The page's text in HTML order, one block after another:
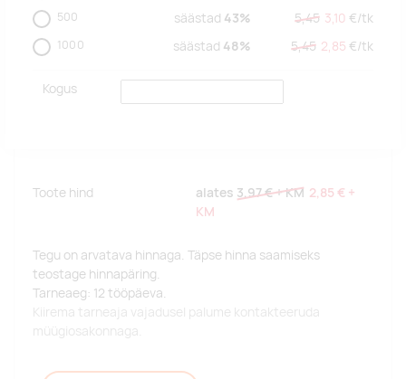
500 säästad 43% 5,45 3,10 €/tk
1000 säästad 48% 5,45 2,85 €/tk
Kogus
Toote hind alates 3,97 €+ KM 2,85 € +
KM
Tegu on arvatava hinnaga. Täpse hinna saamiseks
teostage hinnapäring.
Tarneaeg: 12 tööpäeva.
Kiirema tarneaja vajadusel palume kontakteeruda
müügiosakonnaga.